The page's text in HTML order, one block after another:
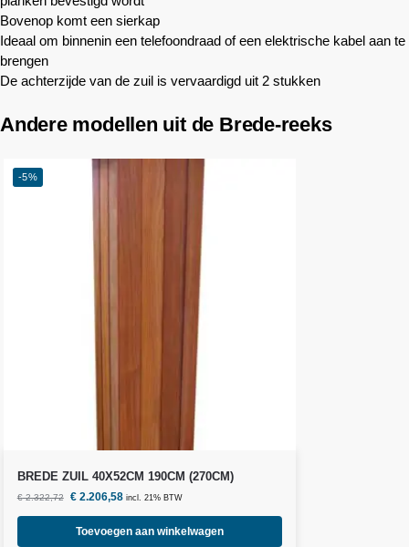
Bovenop komt een sierkap
Ideaal om binnenin een telefoondraad of een elektrische kabel aan te
brengen
De achterzijde van de zuil is vervaardigd uit 2 stukken
Andere modellen uit de Brede-reeks
-5%
BREDE ZUIL 40X52CM 190CM (270CM)
€2.322,72 €2.206,58 incl. 21% BTW
Toevoegen aan winkelwagen